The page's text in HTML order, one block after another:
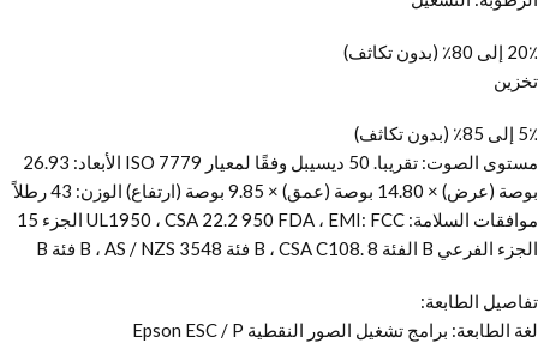
20٪ إلى 80٪ (بدون تكاثف)
تخزين
5٪ إلى 85٪ (بدون تكاثف)
مستوى الصوت: تقريبا. 50 ديسيبل وفقًا لمعيار ISO 7779 الأبعاد: 26.93
بوصة (عرض) × 14.80 بوصة (عمق) × 9.85 بوصة (ارتفاع) الوزن: 43 رطلاً
موافقات السلامة: UL1950 ، CSA 22.2 950 FDA ، EMI: FCC الجزء 15
الجزء الفرعي B الفئة B ، CSA C108. 8 فئة B ، AS / NZS 3548 فئة B
تفاصيل الطابعة:
لغة الطابعة: برامج تشغيل الصور النقطية Epson ESC / P